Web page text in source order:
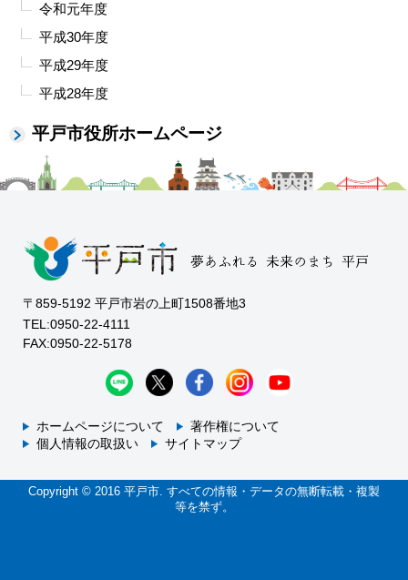
令和元年度
平成30年度
平成29年度
平成28年度
平戸市役所ホームページ
〒859-5192 平戸市岩の上町1508番地3
TEL:0950-22-4111
FAX:0950-22-5178
ホームページについて
著作権について
個人情報の取扱い
サイトマップ
Copyright © 2016 平戸市. すべての情報・データの無断転載・複製
等を禁ず。